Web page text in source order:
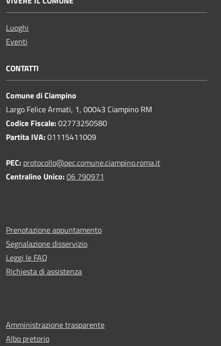
Luoghi
Eventi
CONTATTI
Comune di Ciampino
Largo Felice Armati, 1, 00043 Ciampino RM
Codice Fiscale:02773250580
Partita IVA:01115411009
PEC: protocollo@pec.comune.ciampino.roma.it
Centralino Unico:06 790971
Prenotazione appuntamento
Segnalazione disservizio
Leggi le FAQ
Richiesta di assistenza
Amministrazione trasparente
Albo pretorio